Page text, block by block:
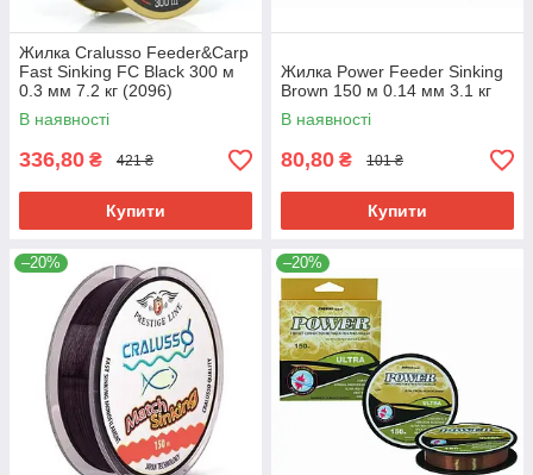
Жилка Cralusso Feeder&Carp
Fast Sinking FC Black 300 м
0.3 мм 7.2 кг (2096)
В наявності
336,80 ₴ 421 ₴
Купити
Жилка Power Feeder Sinking
Brown 150 м 0.14 мм 3.1 кг
В наявності
80,80 ₴ 101 ₴
Купити
–20% –20%